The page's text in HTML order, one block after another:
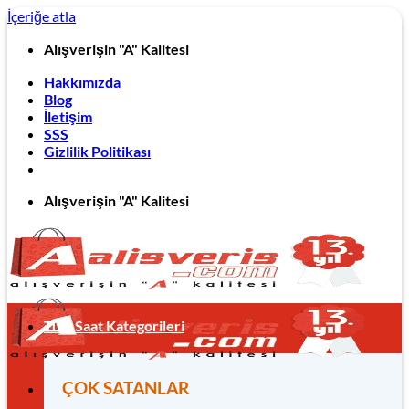
İçeriğe atla
Alışverişin "A" Kalitesi
Hakkımızda
Blog
İletişim
SSS
Gizlilik Politikası
Alışverişin "A" Kalitesi
Tüm Saat Kategorileri
ÇOK SATANLAR